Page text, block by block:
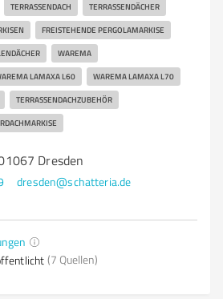
TERRASSENDACH TERRASSENDÄCHER
FREISTEHENDE PERGOLAMARKISE
WAREMA
LAMAXA L60 WAREMA LAMAXA L70
TERRASSENDACHZUBEHÖR
Dresden
dresden@schatteria.de
(7 Quellen)